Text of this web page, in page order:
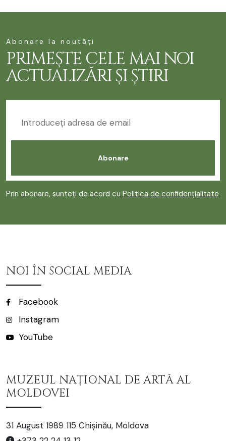
Abonare la noutăți
PRIMEȘTE CELE MAI NOI
ACTUALIZĂRI ȘI ȘTIRI
Prin abonare, sunteți de acord cu Politica de confidențialitate
NOI ÎN SOCIAL MEDIA
Facebook
Instagram
YouTube
MUZEUL NAȚIONAL DE ARTĂ AL
MOLDOVEI
31 August 1989 115 Chișinău, Moldova